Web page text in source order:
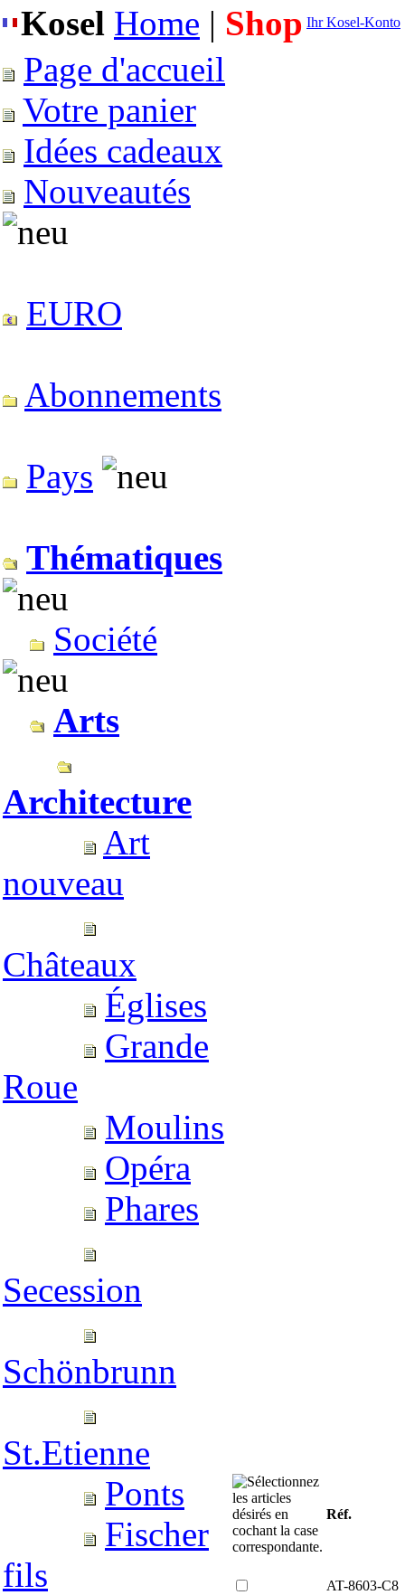
Kosel Home | Shop Ihr Kosel-Konto
Page d'accueil
Votre panier
Idées cadeaux
Nouveautés
EURO
Abonnements
Pays
Thématiques
Société
Arts
Architecture
Art
nouveau
Châteaux
Églises
Grande
Roue
Moulins
Opéra
Phares
Secession
Schönbrunn
St.Etienne
Ponts
Fischer
fils
Réf.
AT-8603-C8